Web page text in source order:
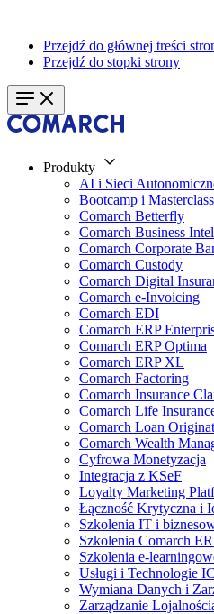
Przejdź do głównej treści
Przejdź do stopki strony
Produkty
AI i Sieci
Bootcamp i Masterclass
Comarch Betterfly
Comarch Business
Comarch Corporate
Comarch Custody
Comarch Digital
Comarch e-Invoicing
Comarch EDI
Comarch ERP
Comarch ERP Optima
Comarch ERP XL
Comarch Factoring
Comarch Insurance
Comarch Life
Comarch Loan
Comarch Wealth
Cyfrowa Monetyzacja
Integracja z KSeF
Loyalty Marketing
Łączność Krytyczna i
Szkolenia IT i
Szkolenia Comarch
Szkolenia e-
Usługi i Technologie
Wymiana Danych i
Zarządzanie